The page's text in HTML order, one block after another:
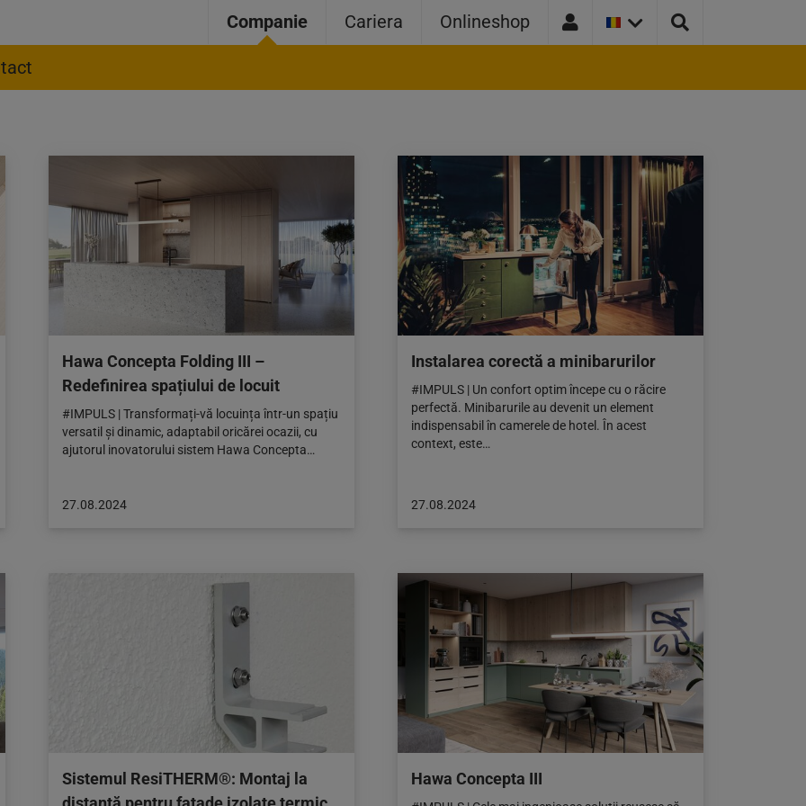
Companie Cariera Onlineshop
CURENTĂ
A
Hawa Concepta Folding III –
Redefinirea spațiului de locuit
#IMPULS | Transformați-vă locuința într-un spațiu
versatil și dinamic, adaptabil oricărei ocazii, cu
ajutorul inovatorului sistem Hawa Concepta…
Articol
27.08.2024
Instalarea corectă a minibarurilor
#IMPULS | Un confort optim începe cu o răcire
perfectă. Minibarurile au devenit un element
indispensabil în camerele de hotel. În acest
context, este…
Articol
27.08.2024
Sistemul ResiTHERM®: Montaj la
Hawa Concepta III